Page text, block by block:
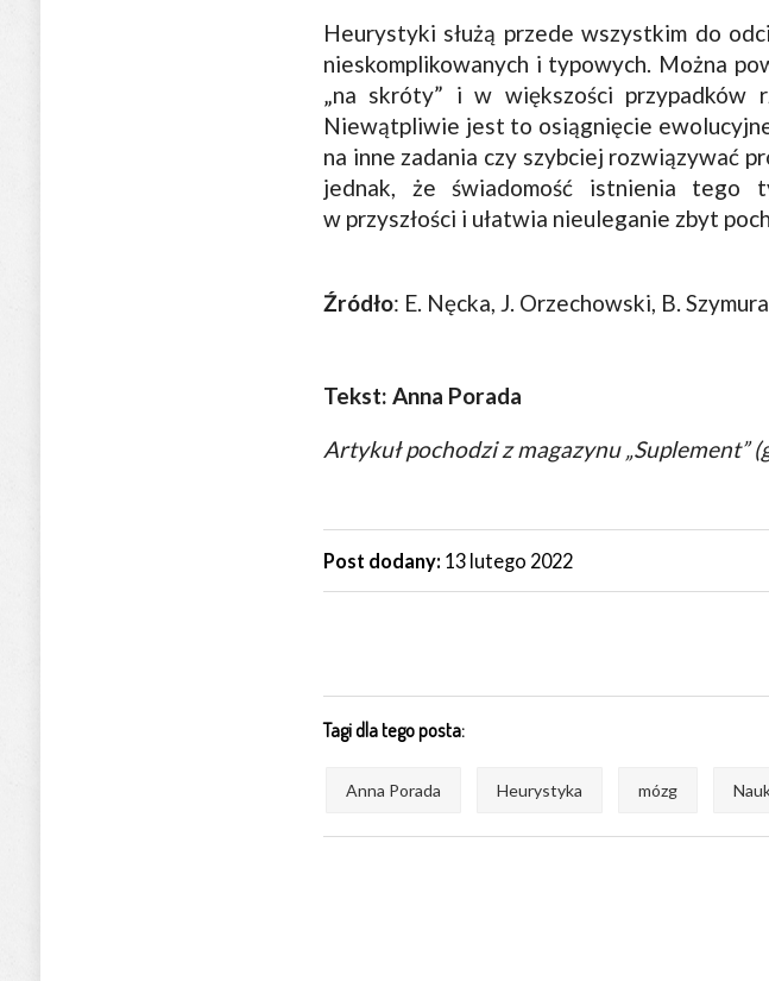
Heurystyki służą przede wszystkim do
nieskomplikowanych i typowych. Można
„na skróty” i w większości przypadków
Niewątpliwie jest to osiągnięcie
na inne zadania czy szybciej rozwiązywać
jednak, że świadomość istnienia tego
w przyszłości i ułatwia nieuleganie zbyt
Źródło: E. Nęcka, J. Orzechowski, B.
Tekst: Anna Porada
Artykuł pochodzi z magazynu „Suplement”
Post dodany: 13 lutego 2022
Tagi dla tego posta:
Anna Porada Heurystyka mózg